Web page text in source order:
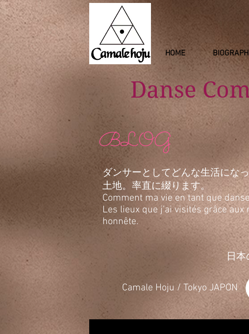
HOME
Danse
BLOG
ダンサーとしてどんな生活にな
土地。率直に綴ります。
Comment ma vie en tant que
Les lieux que j’ai visités grâce
honnête.
日
​Camale Hoju / Tokyo JAPON